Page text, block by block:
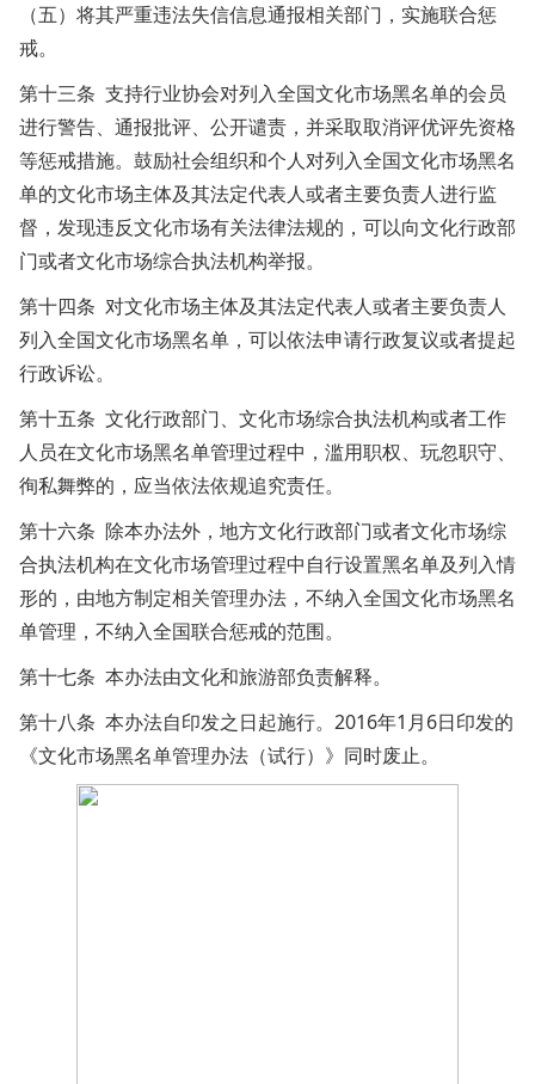
（五）将其严重违法失信信息通报相关部门，实施联合惩
戒。
第十三条 支持行业协会对列入全国文化市场黑名单的会员
进行警告、通报批评、公开谴责，并采取取消评优评先资格
等惩戒措施。鼓励社会组织和个人对列入全国文化市场黑名
单的文化市场主体及其法定代表人或者主要负责人进行监
督，发现违反文化市场有关法律法规的，可以向文化行政部
门或者文化市场综合执法机构举报。
第十四条 对文化市场主体及其法定代表人或者主要负责人
列入全国文化市场黑名单，可以依法申请行政复议或者提起
行政诉讼。
第十五条 文化行政部门、文化市场综合执法机构或者工作
人员在文化市场黑名单管理过程中，滥用职权、玩忽职守、
徇私舞弊的，应当依法依规追究责任。
第十六条 除本办法外，地方文化行政部门或者文化市场综
合执法机构在文化市场管理过程中自行设置黑名单及列入情
形的，由地方制定相关管理办法，不纳入全国文化市场黑名
单管理，不纳入全国联合惩戒的范围。
第十七条 本办法由文化和旅游部负责解释。
第十八条 本办法自印发之日起施行。2016年1月6日印发的
《文化市场黑名单管理办法（试行）》同时废止。